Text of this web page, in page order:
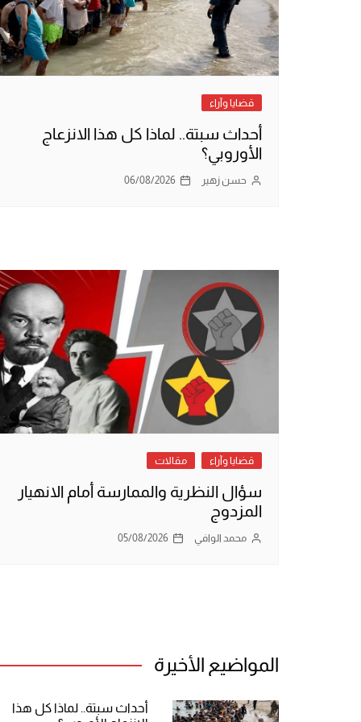
قضايا وآراء
أحداث سبتة.. لماذا كل هذا الانزعاج
الأوروبي؟
حسن زهير 06/08/2026
قضايا وآراء مقالات
سؤال النظرية والممارسة أمام الانهيار
المزدوج
محمد الوافي 05/08/2026
المواضيع الأخيرة
أحداث سبتة.. لماذا كل هذا